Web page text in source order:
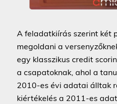
A feladatkiírás szerint két
megoldani a
egy klasszikus credit
a csapatoknak, ahol a
2010-es évi adatai álltak
kiértékelés a 2011-es